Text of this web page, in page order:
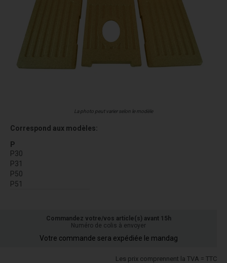
La photo peut varier selon le modèle
Correspond aux modèles:
P
P30
P31
P50
P51
Commandez votre/vos article(s) avant 15h
Numéro de colis à envoyer
Votre commande sera expédiée le mandag
Les prix comprennent la TVA = TTC